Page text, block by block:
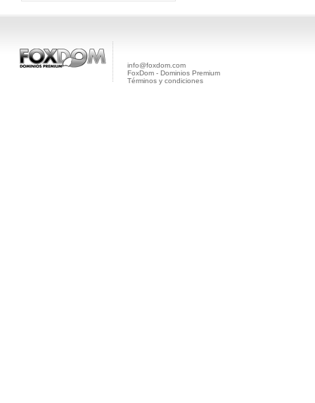
info@foxdom.com
FoxDom - Dominios Premium
Términos y condiciones